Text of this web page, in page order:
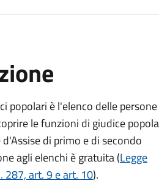
popolari è l'elenco delle persone
le funzioni di giudice
di primo e di secondo
agli elenchi è gratuita (Legge
art. 9 e art. 10).